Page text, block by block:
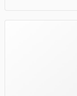
Wir wünschen Euch